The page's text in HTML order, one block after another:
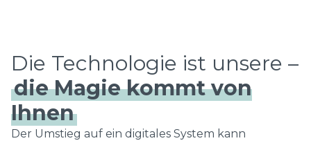
Die Technologie ist unsere –
die Magie kommt von
Ihnen
Der Umstieg auf ein digitales System kann